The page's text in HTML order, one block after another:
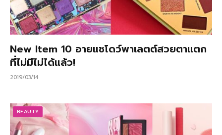
New Item 10 อายแชโดว์พาเลตต์สวยตาแตก
ที่ไม่มีไม่ได้แล้ว!
2019/03/14
BEAUTY